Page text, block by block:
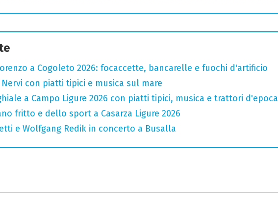
a Cogoleto 2026: focaccette, bancarelle e fuochi d'artificio
Nervi con piatti tipici e musica sul mare
a Campo Ligure 2026 con piatti tipici, musica e trattori d'epoca
fritto e dello sport a Casarza Ligure 2026
e Wolfgang Redik in concerto a Busalla